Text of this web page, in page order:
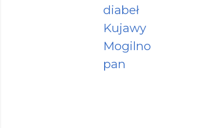
diabeł
Kujawy
Mogilno
pan